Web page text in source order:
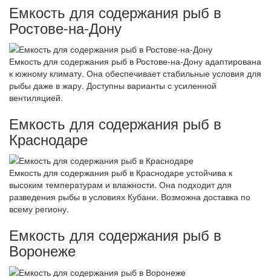
Емкость для содержания рыб в
Ростове-на-Дону
Емкость для содержания рыб в Ростове-на-Дону адаптирована
к южному климату. Она обеспечивает стабильные условия для
рыбы даже в жару. Доступны варианты с усиленной
вентиляцией.
Емкость для содержания рыб в
Краснодаре
Емкость для содержания рыб в Краснодаре устойчива к
высоким температурам и влажности. Она подходит для
разведения рыбы в условиях Кубани. Возможна доставка по
всему региону.
Емкость для содержания рыб в
Воронеже